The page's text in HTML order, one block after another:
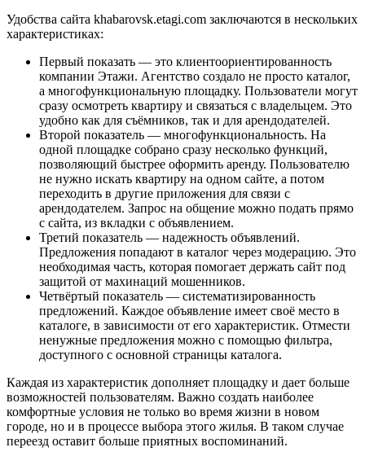
Удобства сайта khabarovsk.etagi.com заключаются в нескольких
характеристиках:
Первый показать — это клиентоориентированность
компании Этажи. Агентство создало не просто каталог,
а многофункциональную площадку. Пользователи могут
сразу осмотреть квартиру и связаться с владельцем. Это
удобно как для съёмников, так и для арендодателей.
Второй показатель — многофункциональность. На
одной площадке собрано сразу несколько функций,
позволяющий быстрее оформить аренду. Пользователю
не нужно искать квартиру на одном сайте, а потом
переходить в другие приложения для связи с
арендодателем. Запрос на общение можно подать прямо
с сайта, из вкладки с объявлением.
Третий показатель — надежность объявлений.
Предложения попадают в каталог через модерацию. Это
необходимая часть, которая помогает держать сайт под
защитой от махинаций мошенников.
Четвёртый показатель — систематизированность
предложений. Каждое объявление имеет своё место в
каталоге, в зависимости от его характеристик. Отмести
ненужные предложения можно с помощью фильтра,
доступного с основной страницы каталога.
Каждая из характеристик дополняет площадку и дает больше
возможностей пользователям. Важно создать наиболее
комфортные условия не только во время жизни в новом
городе, но и в процессе выбора этого жилья. В таком случае
переезд оставит больше приятных воспоминаний.